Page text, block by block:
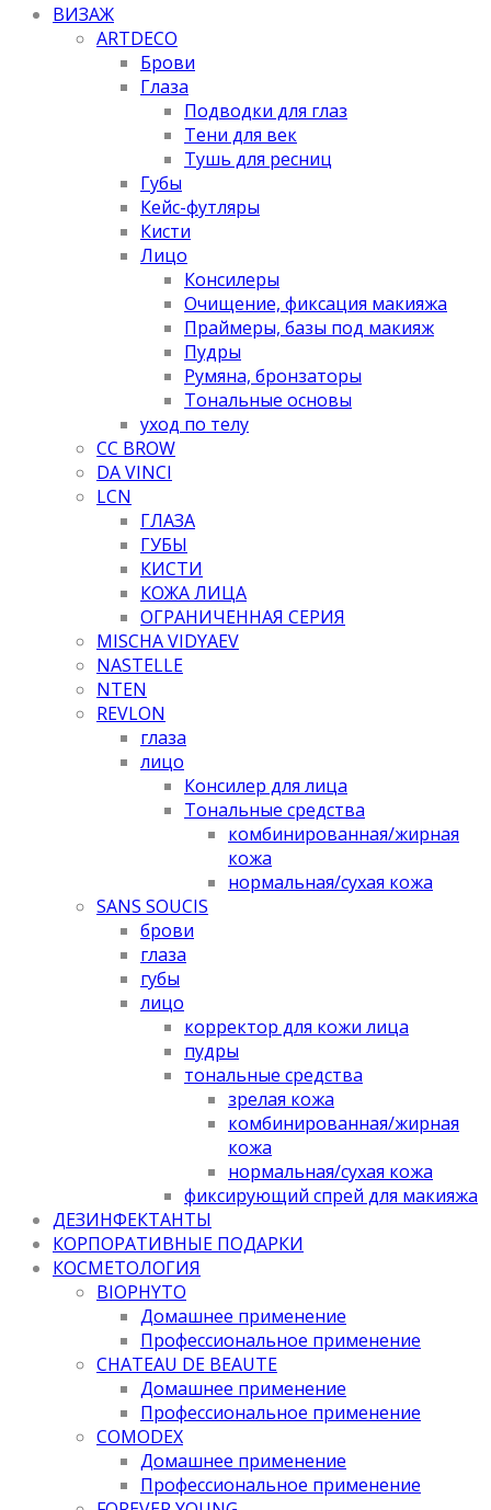
ВИЗАЖ
ARTDECO
Брови
Глаза
Подводки для глаз
Тени для век
Тушь для ресниц
Губы
Кейс-футляры
Кисти
Лицо
Консилеры
Очищение, фиксация макияжа
Праймеры, базы под макияж
Пудры
Румяна, бронзаторы
Тональные основы
уход по телу
CC BROW
DA VINCI
LCN
ГЛАЗА
ГУБЫ
КИСТИ
КОЖА ЛИЦА
ОГРАНИЧЕННАЯ СЕРИЯ
MISCHA VIDYAEV
NASTELLE
NTEN
REVLON
глаза
лицо
Консилер для лица
Тональные средства
комбинированная/жирная
кожа
нормальная/cухая кожа
SANS SOUCIS
брови
глаза
губы
лицо
корректор для кожи лица
пудры
тональные средства
зрелая кожа
комбинированная/жирная
кожа
нормальная/cухая кожа
фиксирующий спрей для макияжа
ДЕЗИНФЕКТАНТЫ
КОРПОРАТИВНЫЕ ПОДАРКИ
КОСМЕТОЛОГИЯ
BIOPHYTO
Домашнее применение
Профессиональное применение
CHATEAU DE BEAUTE
Домашнее применение
Профессиональное применение
COMODEX
Домашнее применение
Профессиональное применение